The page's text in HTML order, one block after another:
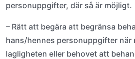
personuppgifter, där så är möjligt.
– Rätt att begära att begränsa
hans/hennes personuppgifter när
lagligheten eller behovet att